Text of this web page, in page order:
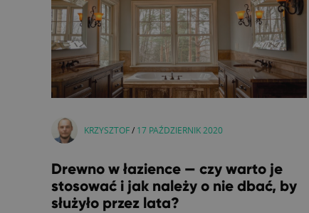
KRZYSZTOF/ 17 PAŹDZIERNIK 2020
Drewno w łazience — czy warto je
stosować i jak należy o nie dbać, by
służyło przez lata?